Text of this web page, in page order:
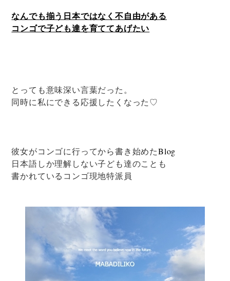
なんでも揃う日本ではなく不自由がある
コンゴで子ども達を育ててあげたい
とっても意味深い言葉だった。
同時に私にできる応援したくなった♡
彼女がコンゴに行ってから書き始めたBlog
日本語しか理解しない子ども達のことも
書かれているコンゴ現地特派員